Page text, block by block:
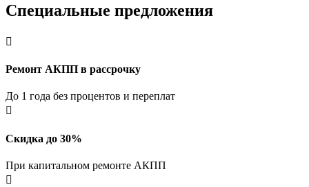
Специальные предложения

Ремонт АКПП в рассрочку
До 1 года без процентов и переплат

Скидка до 30%
При капитальном ремонте АКПП
